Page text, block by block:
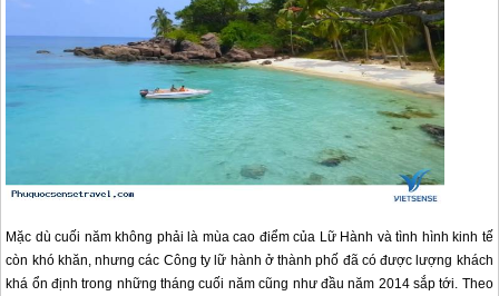
Mặc dù cuối năm không phải là mùa cao điểm của Lữ Hành và tình hình kinh tế
còn khó khăn, nhưng các Công ty lữ hành ở thành phố đã có được lượng khách
khá ổn định trong những tháng cuối năm cũng như đầu năm 2014 sắp tới. Theo